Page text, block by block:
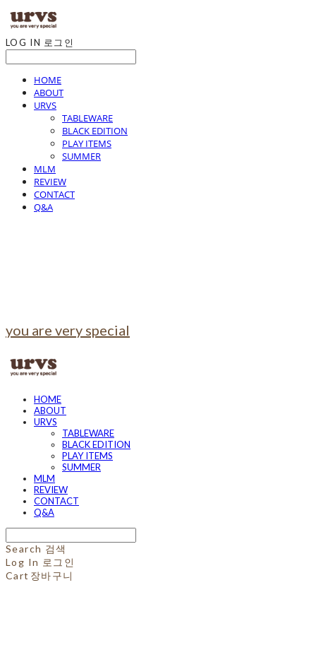
LOG IN 로그인
HOME
ABOUT
URVS
TABLEWARE
BLACK EDITION
PLAY ITEMS
SUMMER
MLM
REVIEW
CONTACT
Q&A
you are very special
HOME
ABOUT
URVS
TABLEWARE
BLACK EDITION
PLAY ITEMS
SUMMER
MLM
REVIEW
CONTACT
Q&A
Search 검색
Log In 로그인
Cart 장바구니